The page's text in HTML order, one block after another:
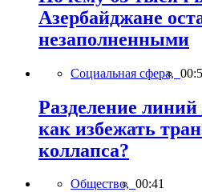
Азербайджане
незаполненными
Социальная сфера,
Разделение
как избежать
коллапса?
Общество, 00:41